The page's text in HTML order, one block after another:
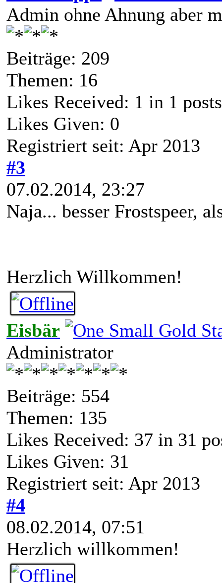
Admin ohne Ahnung aber
Beiträge: 209
Themen: 16
Likes Received: 1 in 1 posts
Likes Given: 0
Registriert seit: Apr 2013
#3
07.02.2014, 23:27
Naja... besser Frostspeer,
Herzlich Willkommen!
Eisbär
Administrator
Beiträge: 554
Themen: 135
Likes Received: 37 in 31
Likes Given: 31
Registriert seit: Apr 2013
#4
08.02.2014, 07:51
Herzlich willkommen!